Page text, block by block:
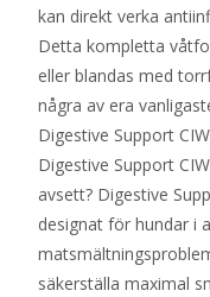
kan direkt verka
Detta kompletta
eller blandas med
några av era
Digestive Support
Digestive Support
avsett? Digestive
designat för hundar i
säkerställa maximal